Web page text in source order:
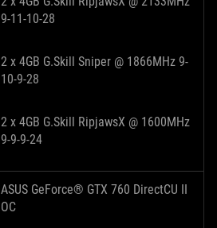
9-11-10-28
2 x 4GB G.Skill Sniper @ 1866MHz 9-
10-9-28
2 x 4GB G.Skill RipjawsX @ 1600MHz
9-9-9-24
ASUS GeForce® GTX 760 DirectCU II
OC